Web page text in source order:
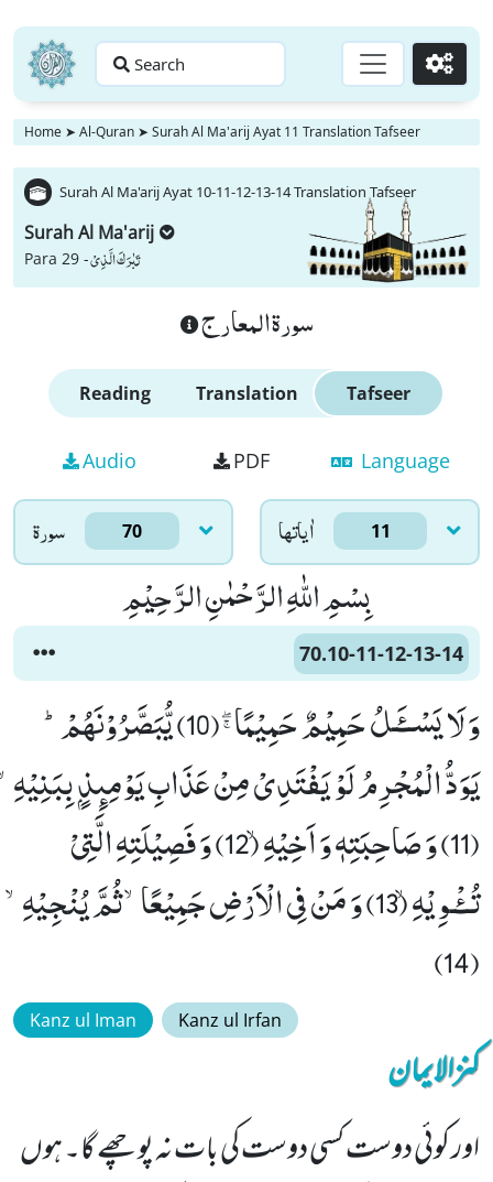
Search Go
Home ➤ Al-Quran ➤ Surah Al Ma'arij Ayat 11 Translation Tafseer
Surah Al Ma'arij Ayat 10-11-12-13-14 Translation Tafseer
Surah Al Ma'arij
Para 29 -تَبٰرَكَ الَّذِیْ
سورة المعارج
Reading Translation Tafseer
Audio PDF Language
سورۃ 70 اٰياتها 11
بِسْمِ اللّٰهِ الرَّحْمٰنِ الرَّحِیْمِ
70.10-11-12-13-14
وَ لَا یَسْــٴَـلُ حَمِیْمٌ حَمِیْمًاﭕ(10) یُّبَصَّرُوْنَهُمْؕ-
یَوَدُّ الْمُجْرِمُ لَوْ یَفْتَدِیْ مِنْ عَذَابِ یَوْمِىٕذٍۭ بِبَنِیْهِۙ
(11) وَ صَاحِبَتِهٖ وَ اَخِیْهِۙ (12) وَ فَصِیْلَتِهِ الَّتِیْ
تُــٴْـوِیْهِۙ (13) وَ مَنْ فِی الْاَرْضِ جَمِیْعًاۙ-ثُمَّ یُنْجِیْهِۙ
(14)
Kanz ul Iman Kanz ul Irfan
کنزالایمان
اور کوئی دوست کسی دوست کی بات نہ پوچھے گا۔ ہوں